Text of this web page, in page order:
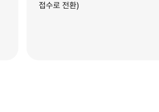
접수로 전환)